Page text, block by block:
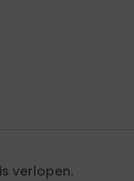
verlopen.